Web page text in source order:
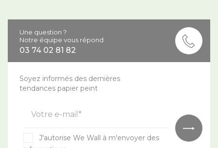
Une question ?
Notre équipe vous répond
03 74 02 81 82
Soyez informés des dernières
tendances papier peint
Votre e-mail*
J'autorise We Wall à m'envoyer des